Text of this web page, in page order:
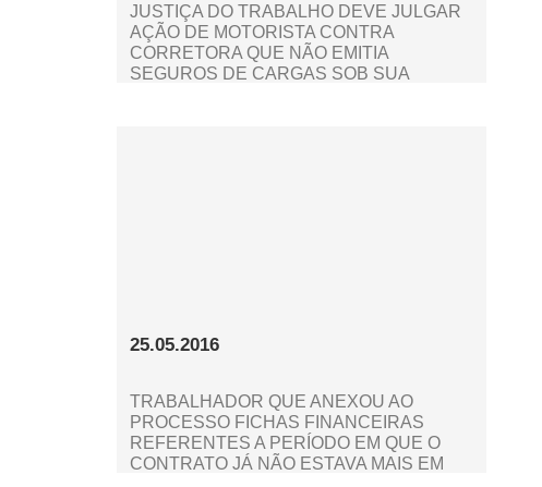
JUSTIÇA DO TRABALHO DEVE JULGAR
AÇÃO DE MOTORISTA CONTRA
CORRETORA QUE NÃO EMITIA
SEGUROS DE CARGAS SOB SUA
25.05.2016
TRABALHADOR QUE ANEXOU AO
PROCESSO FICHAS FINANCEIRAS
REFERENTES A PERÍODO EM QUE O
CONTRATO JÁ NÃO ESTAVA MAIS EM